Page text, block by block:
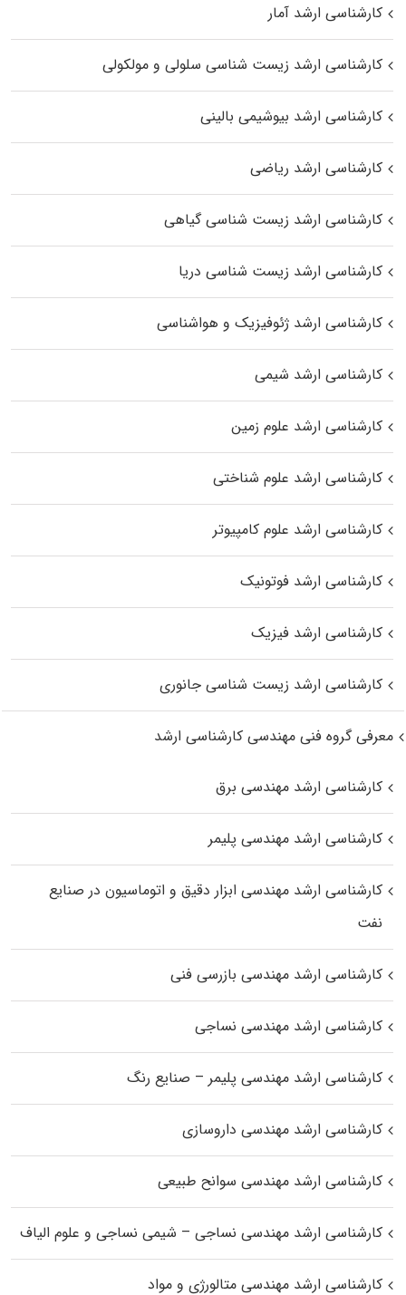
کارشناسی ارشد آمار
کارشناسی ارشد زیست شناسی سلولی و مولکولی
کارشناسی ارشد بیوشیمی بالینی
کارشناسی ارشد ریاضی
کارشناسی ارشد زیست‌ شناسی گیاهی
کارشناسی ارشد زیست‌ شناسی دریا
کارشناسی ارشد ژئوفیزیک و هواشناسی
کارشناسی ارشد شیمی
کارشناسی ارشد علوم زمین
کارشناسی ارشد علوم شناختی
کارشناسی ارشد علوم کامپیوتر
کارشناسی ارشد فوتونیک
کارشناسی ارشد فیزیک
کارشناسی ارشد زیست‌ شناسی جانوری
معرفی گروه فنی مهندسی کارشناسی ارشد
کارشناسی ارشد مهندسی برق
کارشناسی ارشد مهندسی پلیمر
کارشناسی ارشد مهندسی ابزار دقیق و اتوماسیون در صنایع
نفت
کارشناسی ارشد مهندسی بازرسی فنی
کارشناسی ارشد مهندسی نساجی
کارشناسی ارشد مهندسی پلیمر – صنایع رنگ
کارشناسی ارشد مهندسی داروسازی
کارشناسی ارشد مهندسی سوانح طبیعی
کارشناسی ارشد مهندسی نساجی – شیمی نساجی و علوم الیاف
کارشناسی ارشد مهندسی متالورژی و مواد